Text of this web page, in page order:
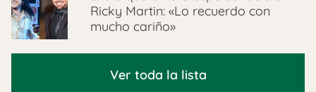
Ricky Martin: «Lo recuerdo con
mucho cariño»
Ver toda la lista